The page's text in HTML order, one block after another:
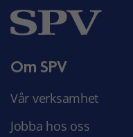
Om SPV
Vår verksamhet
Jobba hos oss